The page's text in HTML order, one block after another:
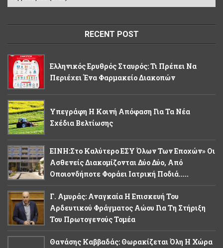
RECENT POST
Ελληνικός Ερυθρός Σταυρός: Τι Πρέπει Να
Περιέχει Ένα Φαρμακείο Διακοπών
Υπεγράφη Η Κοινή Απόφαση Για Τα Νέα
Σχέδια Βελτίωσης
ΕΙΝΗ:Στο Καλύτερο ΕΣΥ Όλων Των Εποχών» Οι
Ασθενείς Διακομίζονται Δύο Δύο, Από
Οποιονδήποτε Φοράει Ιατρική Ποδιά.....
Γ. Αμυράς: Αναγκαία Η Επισκευή Του
Αρδευτικού Φράγματος Αώου Για Τη Στήριξη
Του Πρωτογενούς Τομέα
Θανάσης Καββαδάς: Θωρακίζεται Όλη Η Χώρα